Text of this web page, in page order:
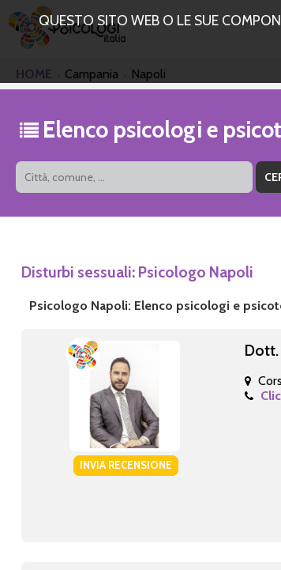
QUESTO SITO WEB O LE SUE
HOME Campania Napoli
Elenco psicologi e
Disturbi sessuali: Psicologo Napoli
Psicologo Napoli: Elenco psicologi e
INVIA RECENSIONE
Dott.